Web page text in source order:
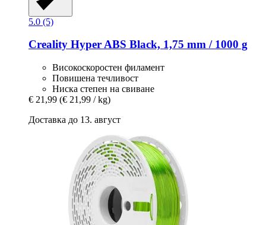
5.0 (5)
Creality Hyper ABS Black, 1,75 mm / 1000 g
Високоскоростен филамент
Повишена течливост
Ниска степен на свиване
€ 21,99 (€ 21,99 / kg)
Доставка до 13. август